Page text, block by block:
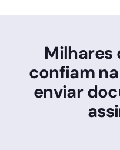
Milhares
confiam
enviar